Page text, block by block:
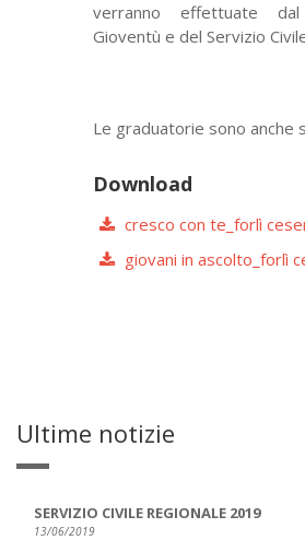
verranno effettuate
Gioventù e del Servizio
Le graduatorie sono anche
Download
cresco con te_forlì
giovani in ascolto_forlì
Ultime notizie
SERVIZIO CIVILE REGIONALE 2019
13/06/2019